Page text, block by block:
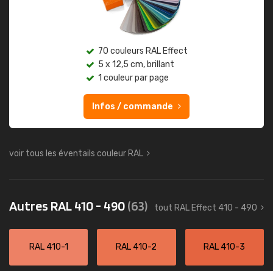
70 couleurs RAL Effect
5 x 12,5 cm, brillant
1 couleur par page
Infos / commande
voir tous les éventails couleur RAL
Autres RAL 410 - 490(63) tout RAL Effect 410 - 490
RAL 410-1 RAL 410-2 RAL 410-3